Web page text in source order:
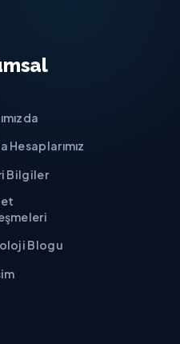
Hesaplarımız
Bilgiler
Blogu